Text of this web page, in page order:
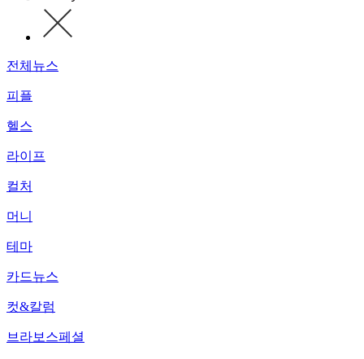
전체뉴스
피플
헬스
라이프
컬처
머니
테마
카드뉴스
컷&칼럼
브라보스페셜